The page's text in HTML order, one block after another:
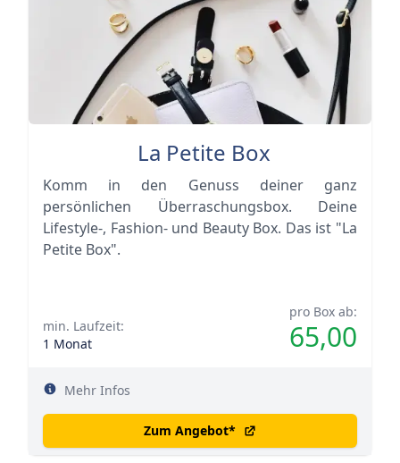
La Petite Box
Komm in den Genuss deiner ganz
persönlichen Überraschungsbox. Deine
Lifestyle-, Fashion- und Beauty Box. Das ist "La
Petite Box".
pro Box ab:
65,00
min. Laufzeit:
1 Monat
Mehr Infos
Zum Angebot*